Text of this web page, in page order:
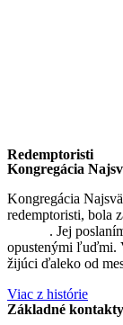
Redemptoristi
Kongregácia
Kongregácia
redemptoristi, bola
. Jej
opustenými ľuďmi.
žijúci ďaleko od
Viac z histórie
Základné kontakty